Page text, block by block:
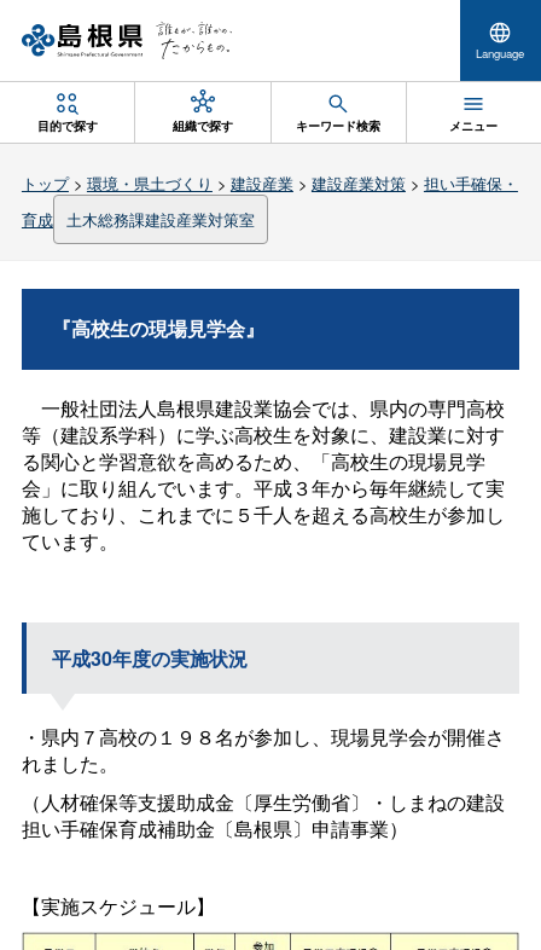
Language
目的で探す 組織で探す キーワード検索 メニュー
トップ> 環境・県土づくり > 建設産業> 建設産業対策> 担い手確保・
育成 土木総務課建設産業対策室
『高校生の現場見学会』
一般社団法人島根県建設業協会では、県内の専門高校
等（建設系学科）に学ぶ高校生を対象に、建設業に対す
る関心と学習意欲を高めるため、「高校生の現場見学
会」に取り組んでいます。平成３年から毎年継続して実
施しており、これまでに５千人を超える高校生が参加し
ています。
平成30年度の実施状況
・県内７高校の１９８名が参加し、現場見学会が開催さ
れました。
（人材確保等支援助成金〔厚生労働省〕・しまねの建設
担い手確保育成補助金〔島根県〕申請事業）
【実施スケジュール】